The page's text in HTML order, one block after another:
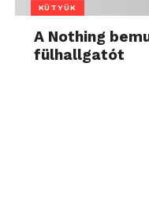
KÜTYÜK
A Nothing
fülhallgatót